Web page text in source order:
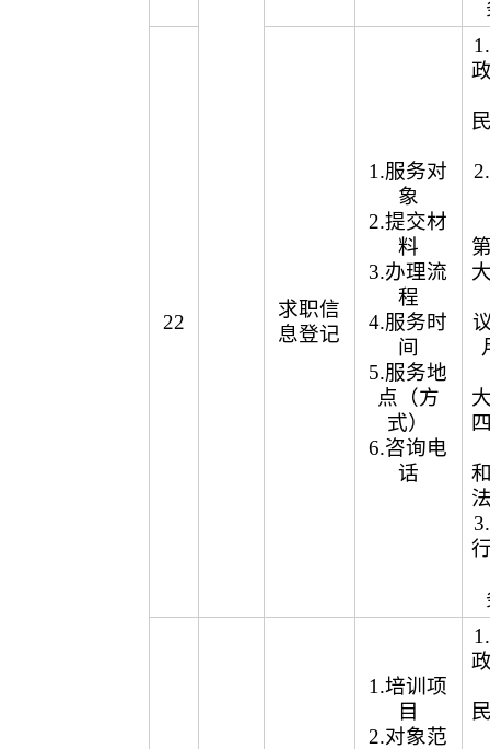
22
求职信
息登记
1.服务对
象
2.提交材
料
3.办理流
程
4.服务时
间
5.服务地
点（方
式）
6.咨询电
话
1.培训项
目
2.对象范